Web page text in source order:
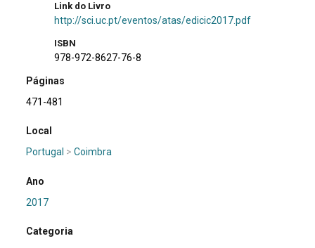
Link do Livro
http://sci.uc.pt/eventos/atas/edicic2017.pdf
ISBN
978-972-8627-76-8
Páginas
471-481
Local
Portugal >Coimbra
Ano
2017
Categoria